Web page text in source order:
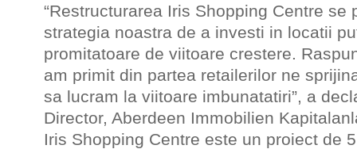
“Restructurarea Iris Shopping Centre se
strategia noastra de a investi in locatii
promitatoare de viitoare crestere.
am primit din partea retailerilor ne
sa lucram la viitoare imbunatatiri”, a
Director, Aberdeen Immobilien
Iris Shopping Centre este un proiect de